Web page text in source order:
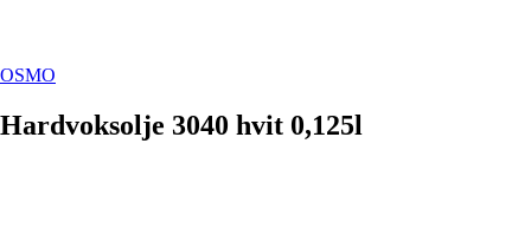
OSMO
Hardvoksolje 3040 hvit 0,125l